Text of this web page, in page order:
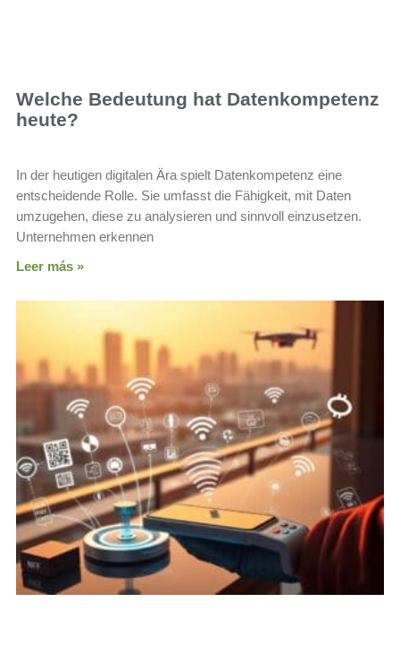
Welche Bedeutung hat Datenkompetenz
heute?
In der heutigen digitalen Ära spielt Datenkompetenz eine
entscheidende Rolle. Sie umfasst die Fähigkeit, mit Daten
umzugehen, diese zu analysieren und sinnvoll einzusetzen.
Unternehmen erkennen
Leer más »